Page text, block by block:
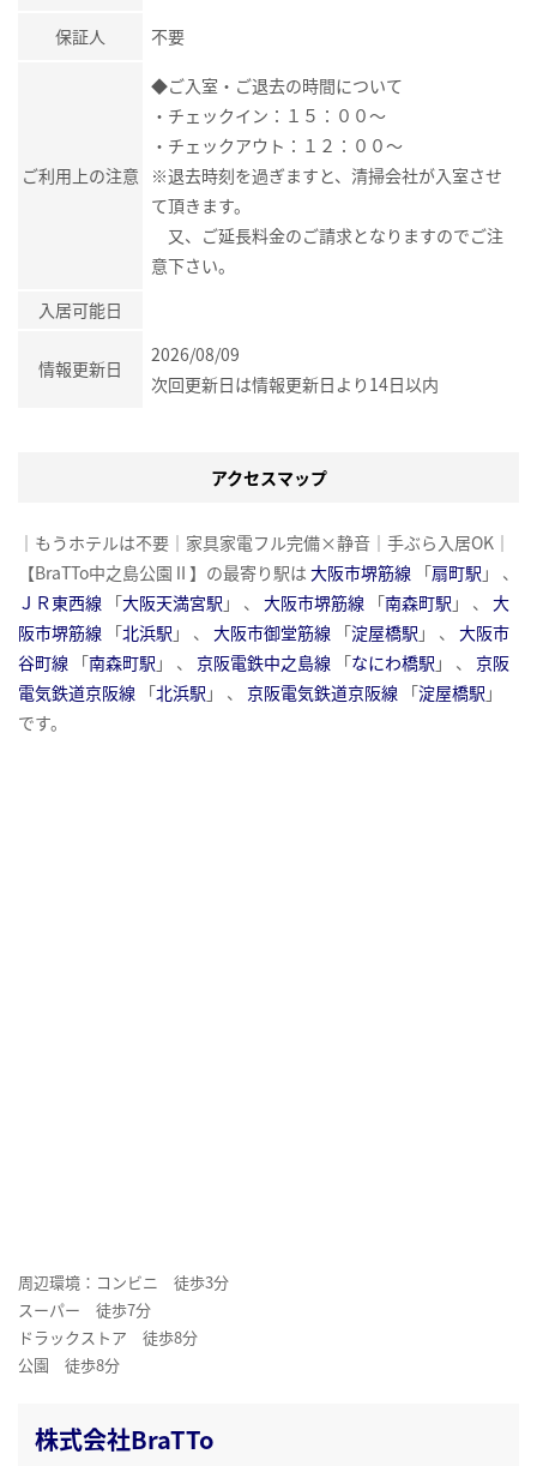
保証人 不要
ご利用上の注意
◆ご入室・ご退去の時間について
・チェックイン：１５：００～
・チェックアウト：１２：００～
※退去時刻を過ぎますと、清掃会社が入室させ
て頂きます。
又、ご延長料金のご請求となりますのでご注
意下さい。
入居可能日
情報更新日
2026/08/09
次回更新日は情報更新日より14日以内
アクセスマップ
｜もうホテルは不要｜家具家電フル完備×静音｜手ぶら入居OK｜
【BraTTo中之島公園Ⅱ】の最寄り駅は 大阪市堺筋線 「扇町駅 」 、
ＪＲ東西線 「大阪天満宮駅 」 、 大阪市堺筋線 「南森町駅 」 、 大
阪市堺筋線 「北浜駅 」 、 大阪市御堂筋線 「淀屋橋駅 」 、 大阪市
谷町線 「南森町駅 」 、 京阪電鉄中之島線 「なにわ橋駅 」 、 京阪
電気鉄道京阪線 「北浜駅 」 、 京阪電気鉄道京阪線 「淀屋橋駅 」
です。
周辺環境：コンビニ 徒歩3分
スーパー 徒歩7分
ドラックストア 徒歩8分
公園 徒歩8分
株式会社BraTTo